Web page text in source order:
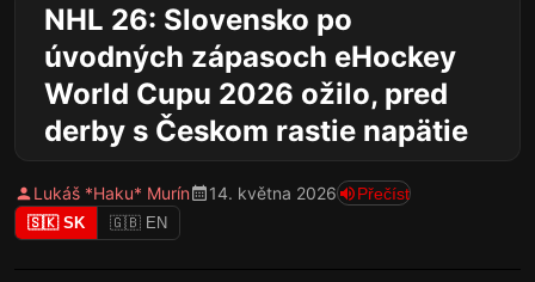
NHL 26: Slovensko po
úvodných zápasoch eHockey
World Cupu 2026 ožilo, pred
derby s Českom rastie napätie
Lukáš *Haku* Murín 14. května 2026 Přečíst
🇸🇰 SK 🇬🇧 EN